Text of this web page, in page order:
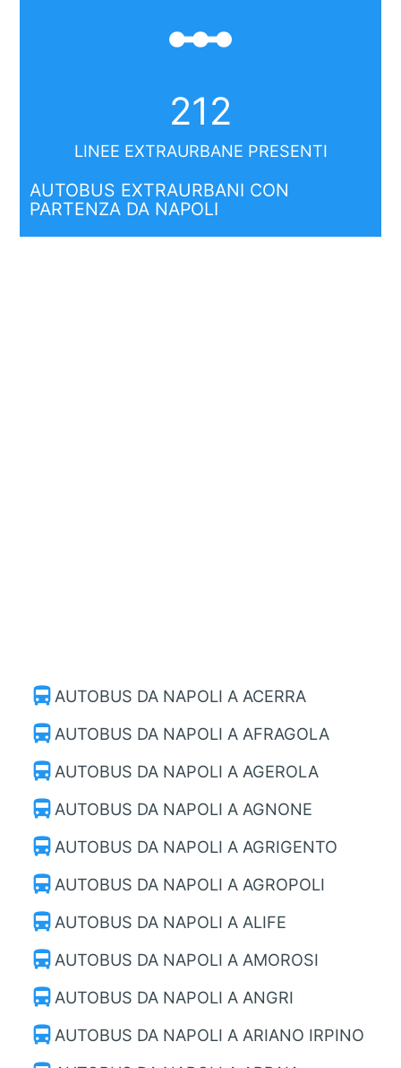
linear_scale
212
LINEE EXTRAURBANE PRESENTI
AUTOBUS EXTRAURBANI CON
PARTENZA DA NAPOLI
directions_bus AUTOBUS DA NAPOLI A ACERRA
directions_bus AUTOBUS DA NAPOLI A AFRAGOLA
directions_bus AUTOBUS DA NAPOLI A AGEROLA
directions_bus AUTOBUS DA NAPOLI A AGNONE
directions_bus AUTOBUS DA NAPOLI A AGRIGENTO
directions_bus AUTOBUS DA NAPOLI A AGROPOLI
directions_bus AUTOBUS DA NAPOLI A ALIFE
directions_bus AUTOBUS DA NAPOLI A AMOROSI
directions_bus AUTOBUS DA NAPOLI A ANGRI
directions_bus AUTOBUS DA NAPOLI A ARIANO IRPINO